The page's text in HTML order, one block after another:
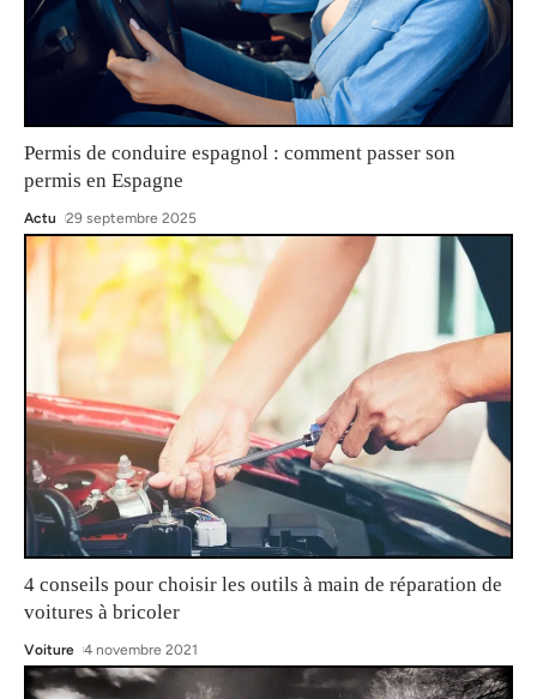
Permis de conduire espagnol : comment passer son
permis en Espagne
Actu 29 septembre 2025
4 conseils pour choisir les outils à main de réparation de
voitures à bricoler
Voiture 4 novembre 2021